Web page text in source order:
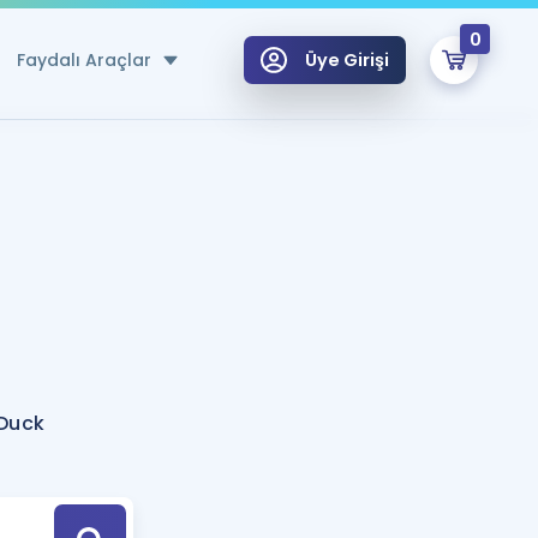
Faydalı Araçlar
Hesaplama Aracı
için Öneriler
Tek Takvimde
Üye Girişi
0
Hoca ile seni sınava hazırlayacak onlarca eğitim seni bekliyor!